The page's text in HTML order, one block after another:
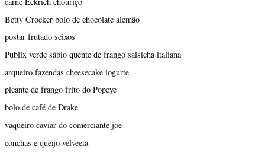
Betty Crocker bolo de chocolate alemão
postar frutado seixos
Publix verde sábio quente de frango salsicha italiana
arqueiro fazendas cheesecake iogurte
picante de frango frito do Popeye
bolo de café de Drake
vaqueiro caviar do comerciante joe
conchas e queijo velveeta